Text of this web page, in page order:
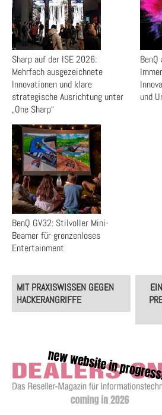
Sharp auf der ISE 2026:
Mehrfach ausgezeichnete
Innovationen und klare
strategische Ausrichtung unter
„One Sharp“
und
BenQ GV32: Stilvoller Mini-
Beamer für grenzenloses
Entertainment
Post
navigation
MIT PRAXISWISSEN GEGEN
HACKERANGRIFFE